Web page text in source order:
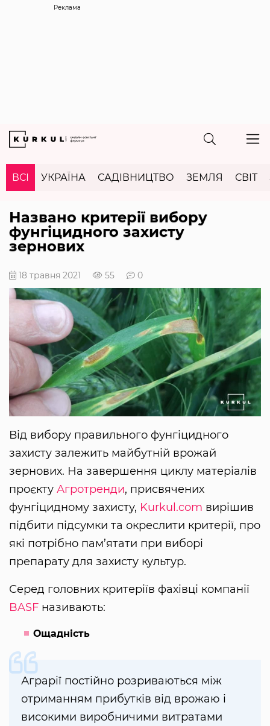
Реклама
ВСІ УКРАЇНА САДІВНИЦТВО ЗЕМЛЯ СВІТ
Названо критерії вибору
фунгіцидного захисту
зернових
18 травня 2021 55 0
Від вибору правильного фунгіцидного
захисту залежить майбутній врожай
зернових. На завершення циклу матеріалів
проєкту Агротренди, присвячених
фунгіцидному захисту, Kurkul.com вирішив
підбити підсумки та окреслити критерії, про
які потрібно пам’ятати при виборі
препарату для захисту культур.
Серед головних критеріїв фахівці компанії
BASF називають:
Ощадність
Аграрії постійно розриваються між
отриманням прибутків від врожаю і
високими виробничими витратами